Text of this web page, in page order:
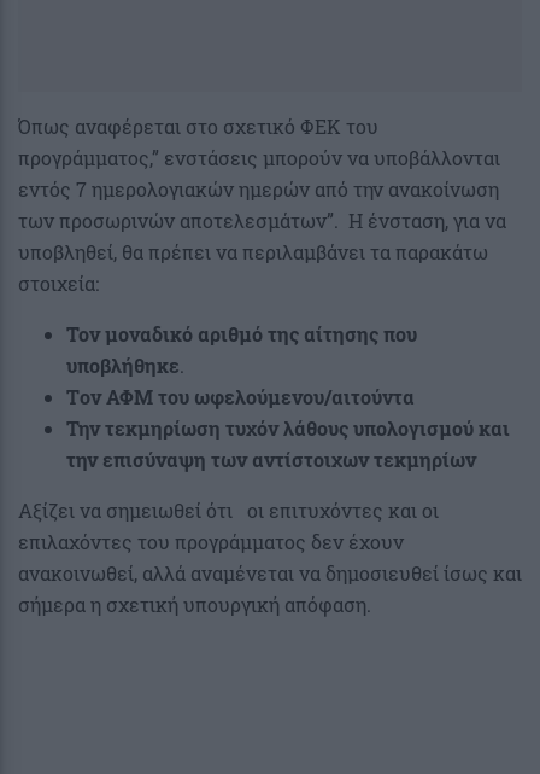
Όπως αναφέρεται στο σχετικό ΦΕΚ του
προγράμματος,” ενστάσεις μπορούν να υποβάλλονται
εντός 7 ημερολογιακών ημερών από την ανακοίνωση
των προσωρινών αποτελεσμάτων”. Η ένσταση, για να
υποβληθεί, θα πρέπει να περιλαμβάνει τα παρακάτω
στοιχεία:
Τον μοναδικό αριθμό της αίτησης που
υποβλήθηκε.
Tον ΑΦΜ του ωφελούμενου/αιτούντα
Την τεκμηρίωση τυχόν λάθους υπολογισμού και
την επισύναψη των αντίστοιχων τεκμηρίων
Αξίζει να σημειωθεί ότι οι επιτυχόντες και οι
επιλαχόντες του προγράμματος δεν έχουν
ανακοινωθεί, αλλά αναμένεται να δημοσιευθεί ίσως και
σήμερα η σχετική υπουργική απόφαση.